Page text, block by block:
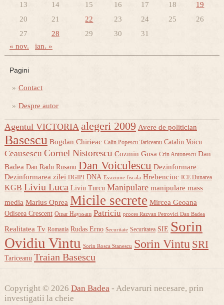
13
14 15 16 17 18
19
20
21 22 23 24 25
26
27
28 29 30 31
« nov. ian. »
Pagini
Contact
Despre autor
Agentul VICTORIA alegeri 2009 Avere de politician
Basescu Bogdan Chirieac Calin Popescu Tariceanu Catalin Voicu
Ceausescu Cornel Nistorescu Cozmin Gusa Crin Antonescu Dan
Badea Dan Radu Rusanu Dan Voiculescu Dezinformare
Dezinformarea zilei DGIPI DNA Evaziune fiscala Hrebenciuc ICE Dunarea
KGB Liviu Luca Liviu Turcu Manipulare manipulare mass
media Marius Oprea Micile secrete Mircea Geoana
Odiseea Crescent Omar Hayssam Patriciu proces Razvan Petrovici Dan Badea
Realitatea Tv Romania Rudas Erno Securitate Securitatea SIE Sorin
Ovidiu Vintu Sorin Rosca Stanescu Sorin Vintu SRI
Tariceanu Traian Basescu
Copyright © 2026 Dan Badea - Adevaruri necesare, prin
investigatii la cheie